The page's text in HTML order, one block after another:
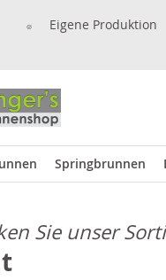
Eigene Produktion
Springbrunnen
Sie unser